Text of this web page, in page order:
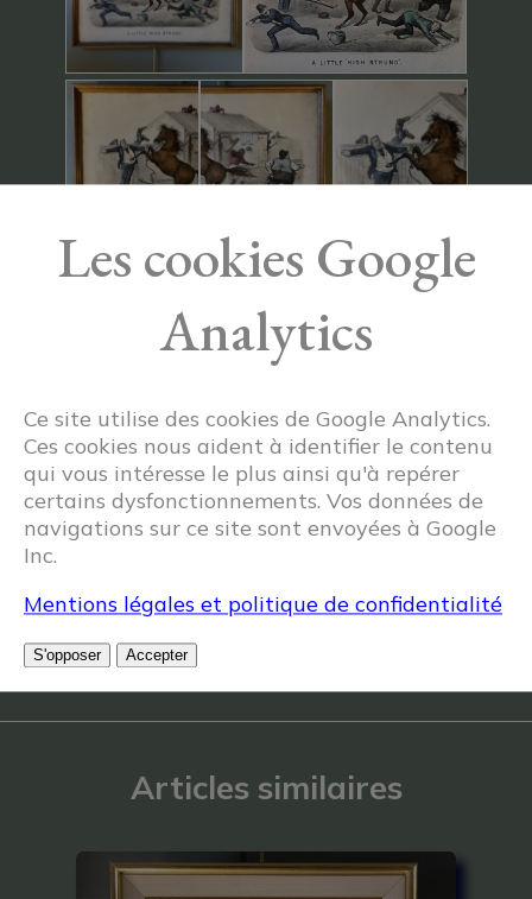
Articles similaires
Les cookies Google
Analytics
Ce site utilise des cookies de Google Analytics.
Ces cookies nous aident à identifier le contenu
qui vous intéresse le plus ainsi qu'à repérer
certains dysfonctionnements. Vos données de
navigations sur ce site sont envoyées à Google
Inc.
Mentions légales et politique de confidentialité
S'opposer Accepter